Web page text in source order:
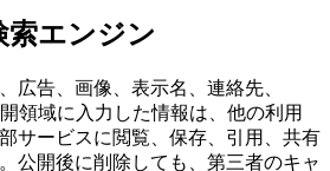
索エンジン
広告、画像、表示名、連絡先、
領域に入力した情報は、他の利用
サービスに閲覧、保存、引用、共有
公開後に削除しても、第三者のキャ